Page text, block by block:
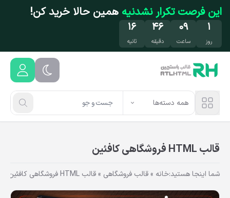
رفتن به محتوای اصلی
این فرصت تکرار نشدنیه همین حالا خرید کن!
۱
روز
۰۹
ساعت
۴۶
دقیقه
۱۶
ثانیه
همه دسته‌ها
قالب HTML فروشگاهی کافئین
شما اینجا هستید:خانه »قالب فروشگاهی »قالب HTML فروشگاهی کافئین